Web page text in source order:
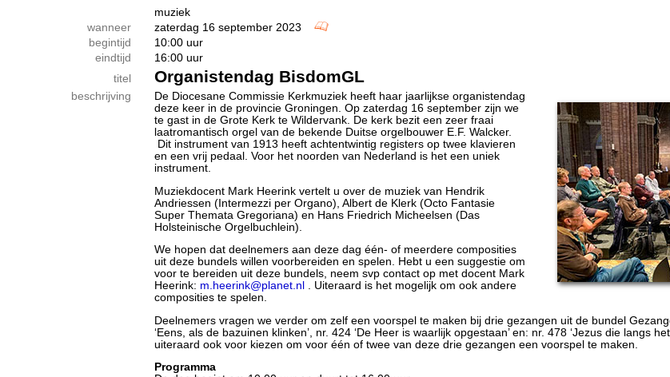
muziek
wanneer
zaterdag 16 september 2023
begintijd
10:00 uur
eindtijd
16:00 uur
titel
Organistendag BisdomGL
beschrijving
De Diocesane Commissie Kerkmuziek heeft haar jaarlijkse organistendag
deze keer in de provincie Groningen. Op zaterdag 16 september zijn we
te gast in de Grote Kerk te Wildervank. De kerk bezit een zeer fraai
laatromantisch orgel van de bekende Duitse orgelbouwer E.F. Walcker.
Dit instrument van 1913 heeft achtentwintig registers op twee klavieren
en een vrij pedaal. Voor het noorden van Nederland is het een uniek
instrument.
Muziekdocent Mark Heerink vertelt u over de muziek van Hendrik
Andriessen (Intermezzi per Organo), Albert de Klerk (Octo Fantasie
Super Themata Gregoriana) en Hans Friedrich Micheelsen (Das
Holsteinische Orgelbuchlein).
We hopen dat deelnemers aan deze dag één- of meerdere composities
uit deze bundels willen voorbereiden en spelen. Hebt u een suggestie om
voor te bereiden uit deze bundels, neem svp contact op met docent Mark
Heerink: m.heerink@planet.nl . Uiteraard is het mogelijk om ook andere
composities te spelen.
Deelnemers vragen we verder om zelf een voorspel te maken bij drie gezangen uit de bundel
‘Eens, als de bazuinen klinken’, nr. 424 ‘De Heer is waarlijk opgestaan’ en: nr. 478 ‘Jezus die langs
uiteraard ook voor kiezen om voor één of twee van deze drie gezangen een voorspel te maken.
Programma